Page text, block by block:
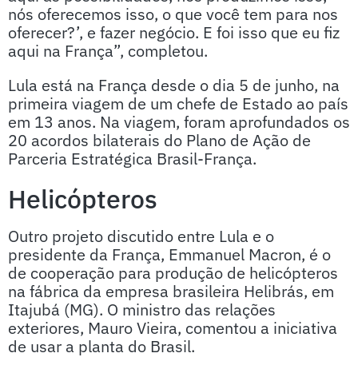
nós oferecemos isso, o que você tem para nos
oferecer?’, e fazer negócio. E foi isso que eu fiz
aqui na França”, completou.
Lula está na França desde o dia 5 de junho, na
primeira viagem de um chefe de Estado ao país
em 13 anos. Na viagem, foram aprofundados os
20 acordos bilaterais do Plano de Ação de
Parceria Estratégica Brasil-França.
Helicópteros
Outro projeto discutido entre Lula e o
presidente da França, Emmanuel Macron, é o
de cooperação para produção de helicópteros
na fábrica da empresa brasileira Helibrás, em
Itajubá (MG). O ministro das relações
exteriores, Mauro Vieira, comentou a iniciativa
de usar a planta do Brasil.